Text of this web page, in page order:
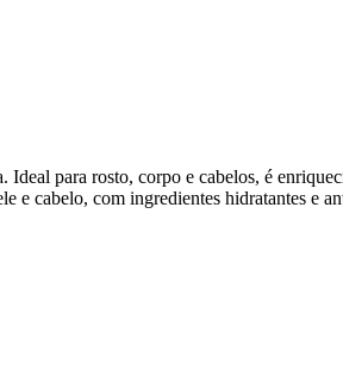
para rosto, corpo e cabelos, é
e cabelo, com ingredientes hidratantes e